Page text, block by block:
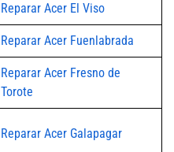
Reparar Acer El Viso
Reparar Acer Fuenlabrada
Reparar Acer Fresno de
Torote
Reparar Acer Galapagar